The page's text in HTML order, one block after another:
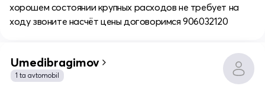
хорошем состоянии крупных расходов не требует на
ходу звоните насчёт цены договоримся 906032120
Umedibragimov
1 ta avtomobil